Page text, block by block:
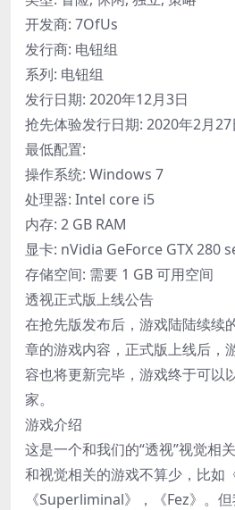
开发商: 7OfUs
发行商: 电钮组
系列: 电钮组
发行日期: 2020年12月3日
抢先体验发行日期: 2020年2月27
最低配置:
操作系统: Windows 7
处理器: Intel core i5
内存: 2 GB RAM
显卡: nVidia GeForce GTX 280
存储空间: 需要 1 GB 可用空间
透视正式版上线公告
在抢先版发布后，游戏陆陆续续
章的游戏内容，正式版上线后，
容也将更新完毕，游戏终于可以
家。
游戏介绍
这是一个和我们的“透视”视觉相
和视觉相关的游戏不算少，比如
《Superliminal》，《Fez》。